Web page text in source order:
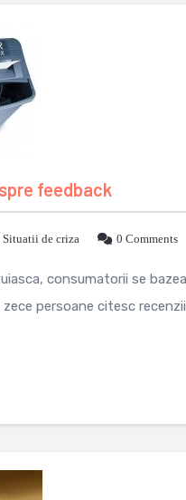
feedback
Situatii de criza 0 Comments
consumatorii se
persoane citesc